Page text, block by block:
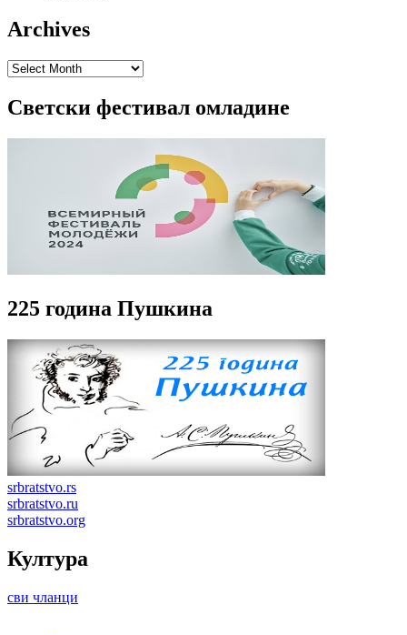
Archives
Archives
Светски фестивал омладине
225 година Пушкина
srbratstvo.rs
srbratstvo.ru
srbratstvo.org
Култура
сви чланци